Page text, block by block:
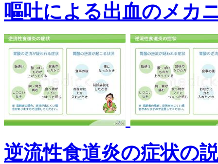
嘔吐による出血のメカ
逆流性食道炎の症状の